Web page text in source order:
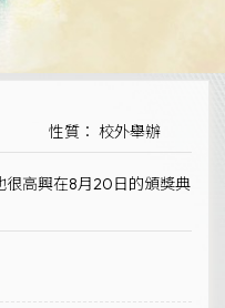
性質： 校外舉辦
很高興在8月20日的頒獎典